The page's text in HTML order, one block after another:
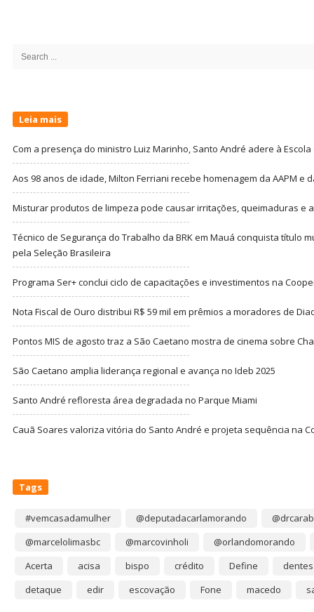
Search
Leia mais
Com a presença do ministro Luiz Marinho, Santo André adere à
Aos 98 anos de idade, Milton Ferriani recebe homenagem da AAPM e
Misturar produtos de limpeza pode causar irritações, queimaduras e
Técnico de Segurança do Trabalho da BRK em Mauá conquista título
pela Seleção Brasileira
Programa Ser+ conclui ciclo de capacitações e investimentos na
Nota Fiscal de Ouro distribui R$ 59 mil em prêmios a moradores de
Pontos MIS de agosto traz a São Caetano mostra de cinema sobre
São Caetano amplia liderança regional e avança no Ideb 2025
Santo André refloresta área degradada no Parque Miami
Cauã Soares valoriza vitória do Santo André e projeta sequência na
Tags
#vemcasadamulher @deputadacarlamorando
@marcelolimasbc
@marcovinholi
@orlandomorando
Acerta
acisa bispo crédito Define
dentes
detaque
edir escovação Fone macedo